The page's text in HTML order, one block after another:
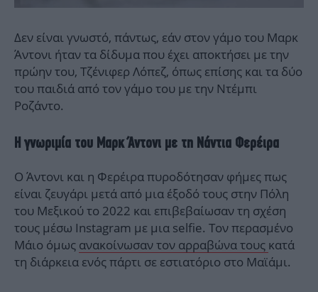
Δεν είναι γνωστό, πάντως, εάν στον γάμο του Μαρκ
Άντονι ήταν τα δίδυμα που έχει αποκτήσει με την
πρώην του, Τζένιφερ Λόπεζ, όπως επίσης και τα δύο
του παιδιά από τον γάμο του με την Ντέμπι
Ροζάντο.
Η γνωριμία του Μαρκ Άντονι με τη Νάντια Φερέιρα
Ο Άντονι και η Φερέιρα πυροδότησαν φήμες πως
είναι ζευγάρι μετά από μια έξοδό τους στην Πόλη
του Μεξικού το 2022 και επιβεβαίωσαν τη σχέση
τους μέσω Instagram με μια selfie. Τον περασμένο
Μάιο όμως ανακοίνωσαν τον αρραβώνα τους κατά
τη διάρκεια ενός πάρτι σε εστιατόριο στο Μαϊάμι.